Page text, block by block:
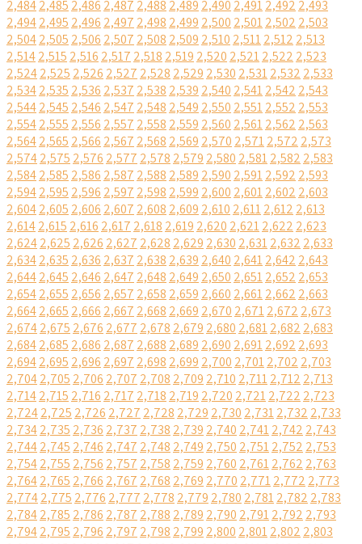
2,4842,485 2,486 2,487 2,488 2,489 2,490 2,4912,492 2,493
2,4942,495 2,496 2,497 2,498 2,499 2,500 2,5012,502 2,503
2,5042,505 2,506 2,507 2,508 2,509 2,510 2,5112,512 2,513
2,5142,515 2,516 2,517 2,518 2,519 2,520 2,5212,522 2,523
2,5242,525 2,526 2,527 2,528 2,529 2,530 2,5312,532 2,533
2,5342,535 2,536 2,537 2,538 2,539 2,540 2,5412,542 2,543
2,5442,545 2,546 2,547 2,548 2,549 2,550 2,5512,552 2,553
2,5542,555 2,556 2,557 2,558 2,559 2,560 2,5612,562 2,563
2,5642,565 2,566 2,567 2,568 2,569 2,570 2,5712,572 2,573
2,5742,575 2,576 2,577 2,578 2,579 2,580 2,5812,582 2,583
2,5842,585 2,586 2,587 2,588 2,589 2,590 2,5912,592 2,593
2,5942,595 2,596 2,597 2,598 2,599 2,600 2,6012,602 2,603
2,6042,605 2,606 2,607 2,608 2,609 2,610 2,6112,612 2,613
2,6142,615 2,616 2,617 2,618 2,619 2,620 2,6212,622 2,623
2,6242,625 2,626 2,627 2,628 2,629 2,630 2,6312,632 2,633
2,6342,635 2,636 2,637 2,638 2,639 2,640 2,6412,642 2,643
2,6442,645 2,646 2,647 2,648 2,649 2,650 2,6512,652 2,653
2,6542,655 2,656 2,657 2,658 2,659 2,660 2,6612,662 2,663
2,6642,665 2,666 2,667 2,668 2,669 2,670 2,6712,672 2,673
2,6742,675 2,676 2,677 2,678 2,679 2,680 2,6812,682 2,683
2,6842,685 2,686 2,687 2,688 2,689 2,690 2,6912,692 2,693
2,6942,695 2,696 2,697 2,698 2,699 2,700 2,7012,702 2,703
2,7042,705 2,706 2,707 2,708 2,709 2,710 2,7112,712 2,713
2,7142,715 2,716 2,717 2,718 2,719 2,720 2,7212,722 2,723
2,7242,725 2,726 2,727 2,728 2,729 2,730 2,7312,732 2,733
2,7342,735 2,736 2,737 2,738 2,739 2,740 2,7412,742 2,743
2,7442,745 2,746 2,747 2,748 2,749 2,750 2,7512,752 2,753
2,7542,755 2,756 2,757 2,758 2,759 2,760 2,7612,762 2,763
2,7642,765 2,766 2,767 2,768 2,769 2,770 2,7712,772 2,773
2,7742,775 2,776 2,777 2,778 2,779 2,780 2,7812,782 2,783
2,7842,785 2,786 2,787 2,788 2,789 2,790 2,7912,792 2,793
2,7942,795 2,796 2,797 2,798 2,799 2,800 2,8012,802 2,803